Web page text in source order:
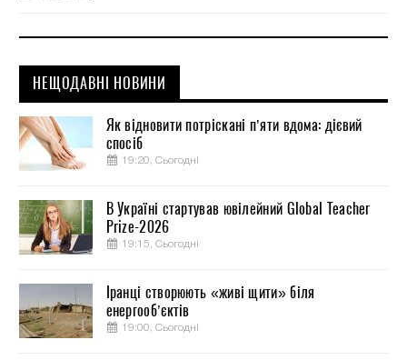
НЕЩОДАВНІ НОВИНИ
Як відновити потріскані п’яти вдома: дієвий
спосіб
19:20, Сьогодні
В Україні стартував ювілейний Global Teacher
Prize-2026
19:15, Сьогодні
Іранці створюють «живі щити» біля
енергооб’єктів
19:00, Сьогодні